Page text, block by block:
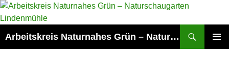
Zum
Inhalt
Arbeitskreis Naturnahes Grün – Naturschaugarten Lindenmühle